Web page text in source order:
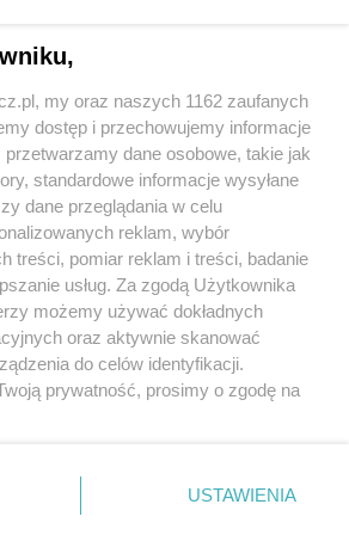
PRYWATNOŚCI HOSTING
RSS FACEBOOK KONTAKT
Nasze serwisy
Muzyka i kultura
Archiwum wydarzeń
Zdjęcia miasta
my oraz naszych 1162 zaufanych
dostęp i przechowujemy informacje
przetwarzamy dane osobowe, takie jak
standardowe informacje wysyłane
dane przeglądania w celu
reklam, wybór
treści, pomiar reklam i treści, badanie
usług. Za zgodą Użytkownika
możemy używać dokładnych
oraz aktywnie skanować
do celów identyfikacji.
prywatność, prosimy o zgodę na
dolnym rogu strony
. Niektóre
USTAWIENIA